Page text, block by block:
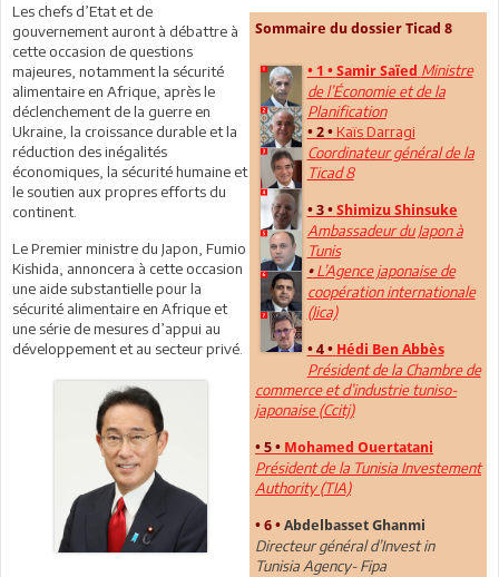
Sommaire du dossier Ticad 8
• 1 • Samir Saïed Ministre
de l’Économie et de la
Planification
• 2 •Kaïs Darragi
Coordinateur général de la
Ticad 8
• 3 • Shimizu Shinsuke
Ambassadeur du Japon à
Tunis
•L’Agence japonaise de
coopération internationale
(Jica)
• 4 • Hédi Ben Abbès
Président de la Chambre de
commerce et d’industrie tuniso-
japonaise (Ccitj)
• 5 • Mohamed Ouertatani
Président de la Tunisia Investement
Authority (TIA)
• 6 • Abdelbasset Ghanmi
Directeur général d’Invest in
Tunisia Agency- Fipa
Les chefs d’Etat et de
gouvernement auront à débattre à
cette occasion de questions
majeures, notamment la sécurité
alimentaire en Afrique, après le
déclenchement de la guerre en
Ukraine, la croissance durable et la
réduction des inégalités
économiques, la sécurité humaine et
le soutien aux propres efforts du
continent.
Le Premier ministre du Japon, Fumio
Kishida, annoncera à cette occasion
une aide substantielle pour la
sécurité alimentaire en Afrique et
une série de mesures d’appui au
développement et au secteur privé.